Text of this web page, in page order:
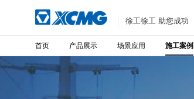
徐工徐工 助您成功
首页 产品展示 场景应用 施工案例